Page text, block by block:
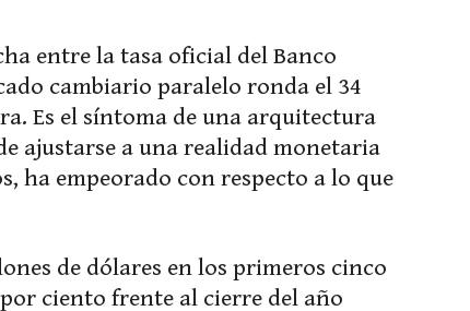
entre la tasa oficial del Banco
cambiario paralelo ronda el 34
Es el síntoma de una arquitectura
ajustarse a una realidad monetaria
ha empeorado con respecto a lo que
de dólares en los primeros cinco
ciento frente al cierre del año